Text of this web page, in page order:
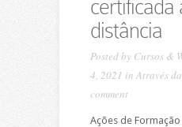
certificada
distância
Posted by Cursos &
4, 2021 in Através
comment
Ações de